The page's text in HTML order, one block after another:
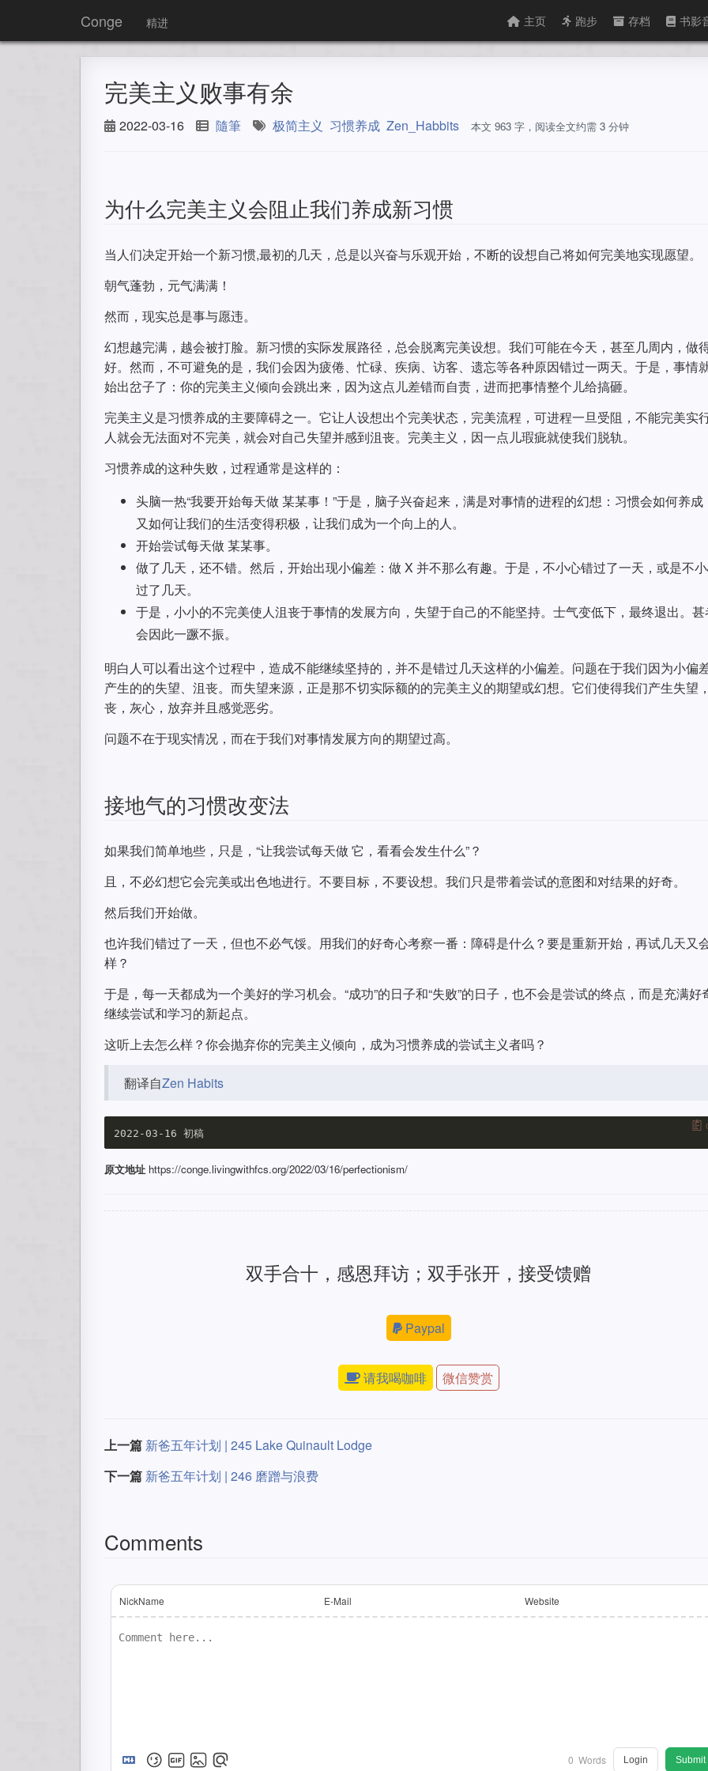
Conge 精进 主页 跑步 存档 书影
完美主义败事有余
2022-03-16 隨筆 极简主义 习惯养成 Zen_Habbits 本文 963 字，阅读全文约需 3 分钟
为什么完美主义会阻止我们养成新习惯
当人们决定开始一个新习惯,最初的几天，总是以兴奋与乐观开始，不断的设想自己将如何完美地实现愿望。
朝气蓬勃，元气满满！
然而，现实总是事与愿违。
幻想越完满，越会被打脸。新习惯的实际发展路径，总会脱离完美设想。我们可能在今天，甚至几周内，做
好。然而，不可避免的是，我们会因为疲倦、忙碌、疾病、访客、遗忘等各种原因错过一两天。于是，事情
始出岔子了：你的完美主义倾向会跳出来，因为这点儿差错而自责，进而把事情整个儿给搞砸。
完美主义是习惯养成的主要障碍之一。它让人设想出个完美状态，完美流程，可进程一旦受阻，不能完美实
人就会无法面对不完美，就会对自己失望并感到沮丧。完美主义，因一点儿瑕疵就使我们脱轨。
习惯养成的这种失败，过程通常是这样的：
头脑一热“我要开始每天做 某某事！”于是，脑子兴奋起来，满是对事情的进程的幻想：习惯会如何养成
又如何让我们的生活变得积极，让我们成为一个向上的人。
开始尝试每天做 某某事。
做了几天，还不错。然后，开始出现小偏差：做 X 并不那么有趣。于是，不小心错过了一天，或是不
过了几天。
于是，小小的不完美使人沮丧于事情的发展方向，失望于自己的不能坚持。士气变低下，最终退出。
会因此一蹶不振。
明白人可以看出这个过程中，造成不能继续坚持的，并不是错过几天这样的小偏差。问题在于我们因为小偏
产生的的失望、沮丧。而失望来源，正是那不切实际额的的完美主义的期望或幻想。它们使得我们产生失望
丧，灰心，放弃并且感觉恶劣。
问题不在于现实情况，而在于我们对事情发展方向的期望过高。
接地气的习惯改变法
如果我们简单地些，只是，“让我尝试每天做 它，看看会发生什么”？
且，不必幻想它会完美或出色地进行。不要目标，不要设想。我们只是带着尝试的意图和对结果的好奇。
然后我们开始做。
也许我们错过了一天，但也不必气馁。用我们的好奇心考察一番：障碍是什么？要是重新开始，再试几天又
样？
于是，每一天都成为一个美好的学习机会。“成功”的日子和“失败”的日子，也不会是尝试的终点，而是充满好
继续尝试和学习的新起点。
这听上去怎么样？你会抛弃你的完美主义倾向，成为习惯养成的尝试主义者吗？
翻译自Zen Habits
原文地址 https://conge.livingwithfcs.org/2022/03/16/perfectionism/
双手合十，感恩拜访；双手张开，接受馈赠
Paypal
请我喝咖啡 微信赞赏
上一篇 新爸五年计划 | 245 Lake Quinault Lodge
下一篇 新爸五年计划 | 246 磨蹭与浪费
Comments
NickName E-Mail Website
0 Words Login Submit